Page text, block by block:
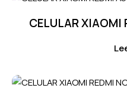
CELULAR XIAOMI